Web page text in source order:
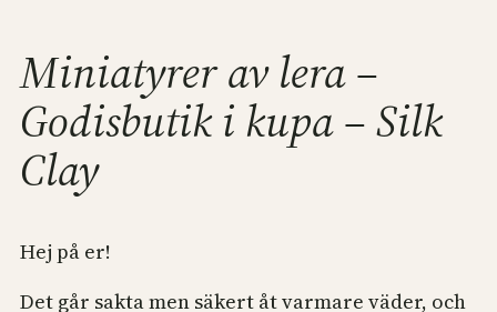
Miniatyrer av lera –
Godisbutik i kupa – Silk
Clay
Hej på er!
Det går sakta men säkert åt varmare väder, och